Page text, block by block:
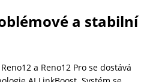
a stabilní
a Reno12 Pro se dostává